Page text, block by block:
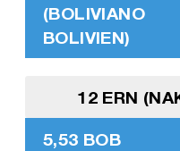
(BOLIVIANO
BOLIVIEN)
12 ERN
5,53 BOB